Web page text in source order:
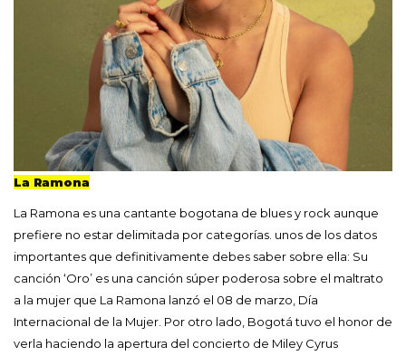
La Ramona
La Ramona es una cantante bogotana de blues y rock aunque
prefiere no estar delimitada por categorías. unos de los datos
importantes que definitivamente debes saber sobre ella: Su
canción ‘Oro’ es una canción súper poderosa sobre el maltrato
a la mujer que La Ramona lanzó el 08 de marzo, Día
Internacional de la Mujer. Por otro lado, Bogotá tuvo el honor de
verla haciendo la apertura del concierto de Miley Cyrus